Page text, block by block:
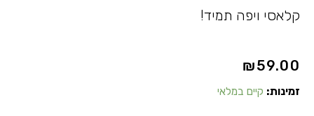
קלאסי ויפה תמיד!
₪59.00
זמינות: קיים במלאי
כמות